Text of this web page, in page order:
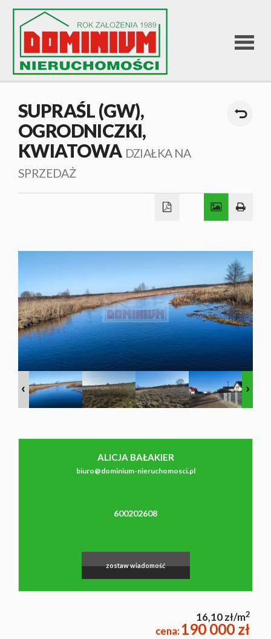
STRONA
OFERTA
NAJMU
O NAS
CO
SUPRAŚL (GW),
OGRODNICZKI,
KWIATOWA DZIAŁKA NA
SPRZEDAŻ
ALICJA BAŁAKIER
biuro@dominium-nieruchomosci.pl
600202608
zostaw wiadomość
16,10 zł/m2
cena:190 000 zł